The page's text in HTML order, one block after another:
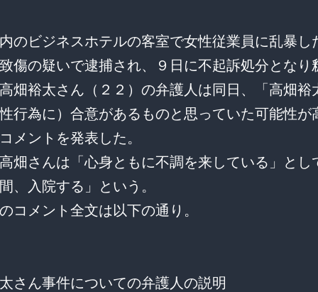
ビジネスホテルの客室で女性従業員に乱暴し
傷の疑いで逮捕され、９日に不起訴処分となり
畑裕太さん（２２）の弁護人は同日、「高畑裕
行為に）合意があるものと思っていた可能性が
メントを発表した。
さんは「心身ともに不調を来している」とし
、入院する」という。
メント全文は以下の通り。
ん事件についての弁護人の説明